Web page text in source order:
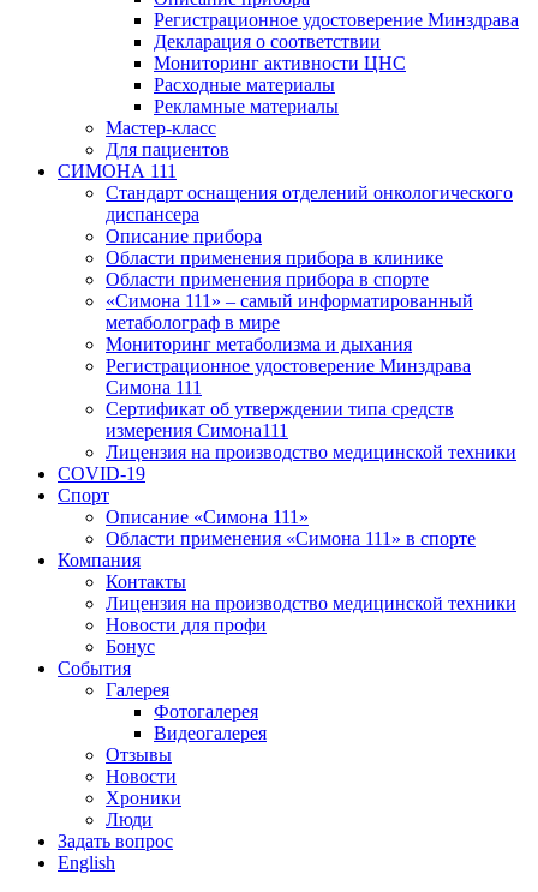
Регистрационное удостоверение Минздрава
Декларация о соответствии
Мониторинг активности ЦНС
Расходные материалы
Рекламные материалы
Мастер-класс
Для пациентов
СИМОНА 111
Стандарт оснащения отделений онкологического
диспансера
Описание прибора
Области применения прибора в клинике
Области применения прибора в спорте
«Симона 111» – самый информатированный
метаболограф в мире
Мониторинг метаболизма и дыхания
Регистрационное удостоверение Минздрава
Симона 111
Сертификат об утверждении типа средств
измерения Симона111
Лицензия на производство медицинской техники
COVID-19
Спорт
Описание «Симона 111»
Области применения «Симона 111» в спорте
Компания
Контакты
Лицензия на производство медицинской техники
Новости для профи
Бонус
События
Галерея
Фотогалерея
Видеогалерея
Отзывы
Новости
Хроники
Люди
Задать вопрос
English